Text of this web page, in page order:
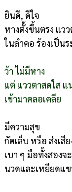
ยินดี, ดีใจ
หางตั้งขึ้นตรง แว
ในลำคอ ร้องเป็น
ว้า ไม่มีหาง
แต่ แววตาสดใส
เข้ามาคลอเคลีย
มีความสุข
กัดเล็บ หรือ ส่งเสี
เบา ๆ มือทั้งสอง
นวดและเหยียดแ